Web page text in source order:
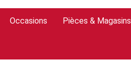
Occasions Pièces & Magasins